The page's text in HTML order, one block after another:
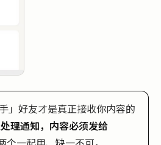
」好友才是真正接收你内容的
理通知，内容必须发给